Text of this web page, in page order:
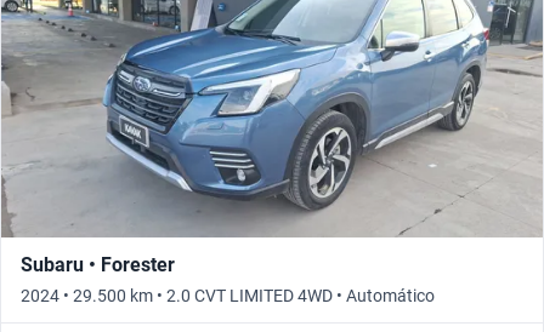
Subaru • Forester
2024 • 29.500 km • 2.0 CVT LIMITED 4WD • Automático